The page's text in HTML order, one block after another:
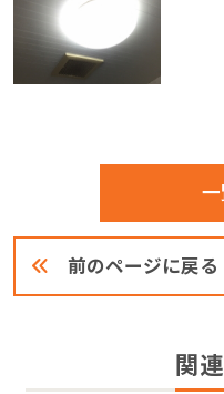
前のページに戻る
関